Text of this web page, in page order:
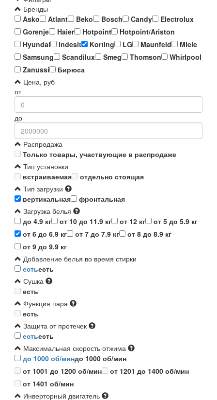
Бренды
Asko
Atlant Beko Bosch Candy
Electrolux
Gorenje
Haier Hotpoint
Hotpoint/Ariston
Hyundai
Indesit Korting LG Maunfeld
Miele
Samsung
Scandilux Smeg Thomson
Whirlpool
Zanussi
Бирюса
Цена, руб
от
до
Распродажа
Только товары, участвующие в распродаже
Тип установки
встраиваемая
отдельно стоящая
Тип загрузки
вертикальная
фронтальная
Загрузка белья
до 4.9 кг
от 10 до 11.9 кг от 12 кг
от 5 до 5.9 кг
от 6 до 6.9 кг
от 7 до 7.9 кг
от 8 до 8.9 кг
от 9 до 9.9 кг
Добавление белья во время стирки
естьесть
Сушка
есть
Функция пара
есть
Защита от протечек
естьесть
Максимальная скорость отжима
до 1000 об/миндо 1000 об/мин
от 1001 до 1200 об/мин
от 1201 до 1400 об/мин
от 1401 об/мин
Инверторный двигатель